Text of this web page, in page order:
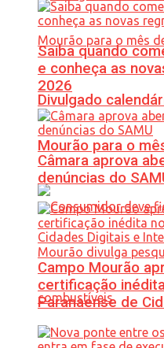
Divulgado
Mourão para o
Saiba quando
e conheça as
2026
Câmara aprova
denúncias do
Campo Mourão
certificação
Paranaense de